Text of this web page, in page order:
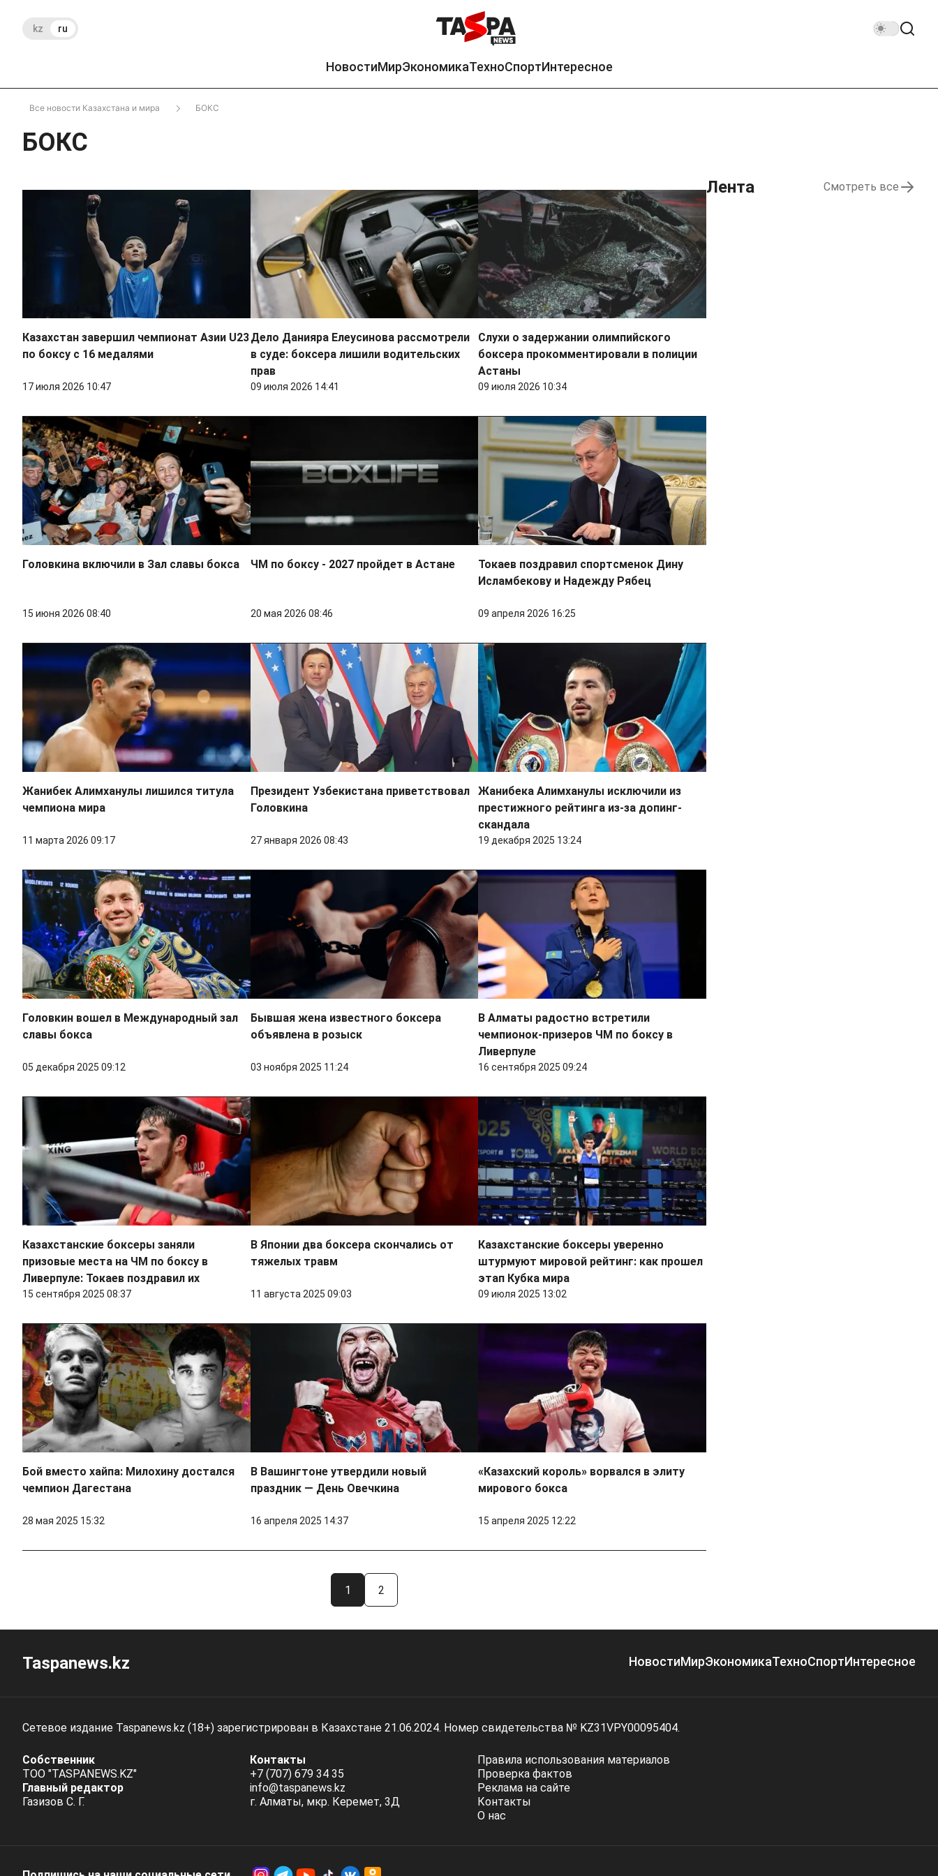
kz ru
НовостиМирЭкономикаТехноСпортИнтересное
Все новости Казахстана и мира БОКС
БОКС
Казахстан завершил чемпионат Азии U23
по боксу с 16 медалями
17 июля 2026 10:47
Дело Данияра Елеусинова рассмотрели
в суде: боксера лишили водительских
прав
09 июля 2026 14:41
Слухи о задержании олимпийского
боксера прокомментировали в полиции
Астаны
09 июля 2026 10:34
Головкина включили в Зал славы бокса
15 июня 2026 08:40
ЧМ по боксу - 2027 пройдет в Астане
20 мая 2026 08:46
Токаев поздравил спортсменок Дину
Исламбекову и Надежду Рябец
09 апреля 2026 16:25
Жанибек Алимханулы лишился титула
чемпиона мира
11 марта 2026 09:17
Президент Узбекистана приветствовал
Головкина
27 января 2026 08:43
Жанибека Алимханулы исключили из
престижного рейтинга из-за допинг-
скандала
19 декабря 2025 13:24
Головкин вошел в Международный зал
славы бокса
05 декабря 2025 09:12
Бывшая жена известного боксера
объявлена в розыск
03 ноября 2025 11:24
В Алматы радостно встретили
чемпионок-призеров ЧМ по боксу в
Ливерпуле
16 сентября 2025 09:24
Казахстанские боксеры заняли
призовые места на ЧМ по боксу в
Ливерпуле: Токаев поздравил их
15 сентября 2025 08:37
В Японии два боксера скончались от
тяжелых травм
11 августа 2025 09:03
Казахстанские боксеры уверенно
штурмуют мировой рейтинг: как прошел
этап Кубка мира
09 июля 2025 13:02
Бой вместо хайпа: Милохину достался
чемпион Дагестана
28 мая 2025 15:32
В Вашингтоне утвердили новый
праздник — День Овечкина
16 апреля 2025 14:37
«Казахский король» ворвался в элиту
мирового бокса
15 апреля 2025 12:22
1 2
Лента Смотреть все
Taspanews.kz НовостиМирЭкономикаТехноСпортИнтересное
Сетевое издание Taspanews.kz (18+) зарегистрирован в Казахстане 21.06.2024. Номер свидетельства № KZ31VPY00095404.
Собственник
ТОО "TASPANEWS.KZ"
Главный редактор
Газизов С. Г.
Контакты
+7 (707) 679 34 35
info@taspanews.kz
г. Алматы, мкр. Керемет, 3Д
Правила использования материалов
Проверка фактов
Реклама на сайте
Контакты
О нас